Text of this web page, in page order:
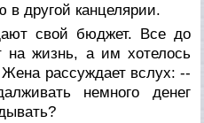
в другой канцелярии.
свой бюджет. Все до
на жизнь, а им хотелось
рассуждает вслух: --
немного денег